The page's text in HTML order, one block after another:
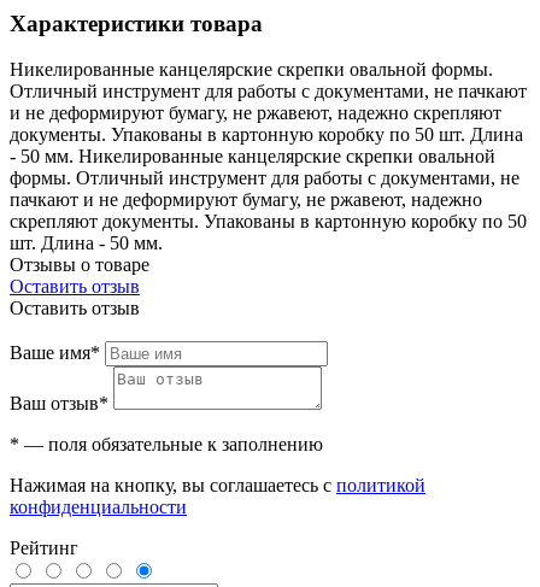
Характеристики товара
Никелированные канцелярские скрепки овальной формы.
Отличный инструмент для работы с документами, не пачкают
и не деформируют бумагу, не ржавеют, надежно скрепляют
документы. Упакованы в картонную коробку по 50 шт. Длина
- 50 мм. Никелированные канцелярские скрепки овальной
формы. Отличный инструмент для работы с документами, не
пачкают и не деформируют бумагу, не ржавеют, надежно
скрепляют документы. Упакованы в картонную коробку по 50
шт. Длина - 50 мм.
Отзывы о товаре
Оставить отзыв
Оставить отзыв
Ваше имя*
Ваш отзыв*
* — поля обязательные к заполнению
Нажимая на кнопку, вы соглашаетесь с политикой
конфиденциальности
Рейтинг